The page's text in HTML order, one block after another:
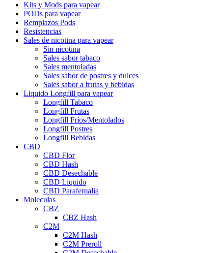
Kits y Mods para vapear
PODs para vapear
Remplazos Pods
Resistencias
Sales de nicotina para vapear
Sin nicotina
Sales sabor tabaco
Sales mentoladas
Sales sabor de postres y dulces
Sales sabor a frutas y bebidas
Liquido Longfill para vapear
Longfill Tabaco
Longfill Frutas
Longfill Fríos/Mentolados
Longfill Postres
Longfill Bebidas
CBD
CBD Flor
CBD Hash
CBD Desechable
CBD Liquido
CBD Parafernalia
Moleculas
CBZ
CBZ Hash
C2M
C2M Hash
C2M Preroll